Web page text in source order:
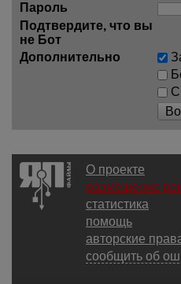
Пароль
Подтвердите, что вы
не Бот
Дополнительно
О проекте
размещение
статистика
помощь
авторские
сообщить об